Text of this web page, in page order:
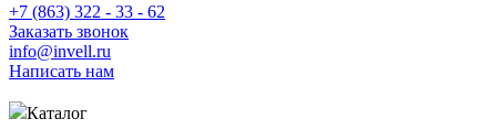
+7 (863) 322 - 33 - 62
Заказать звонок
info@invell.ru
Написать нам
Каталог